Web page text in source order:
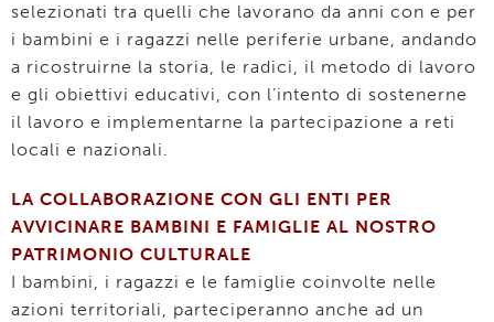
selezionati tra quelli che lavorano da anni con e per
i bambini e i ragazzi nelle periferie urbane, andando
a ricostruirne la storia, le radici, il metodo di lavoro
e gli obiettivi educativi, con l’intento di sostenerne
il lavoro e implementarne la partecipazione a reti
locali e nazionali.
LA COLLABORAZIONE CON GLI ENTI PER
AVVICINARE BAMBINI E FAMIGLIE AL NOSTRO
PATRIMONIO CULTURALE
I bambini, i ragazzi e le famiglie coinvolte nelle
azioni territoriali, parteciperanno anche ad un